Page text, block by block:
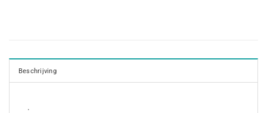
Beschrijving
.